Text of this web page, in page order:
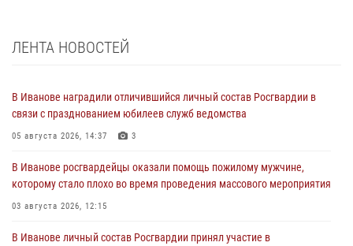
ЛЕНТА НОВОСТЕЙ
В Иванове наградили отличившийся личный состав Росгвардии в
связи с празднованием юбилеев служб ведомства
05 августа 2026, 14:37 3
В Иванове росгвардейцы оказали помощь пожилому мужчине,
которому стало плохо во время проведения массового мероприятия
03 августа 2026, 12:15
В Иванове личный состав Росгвардии принял участие в